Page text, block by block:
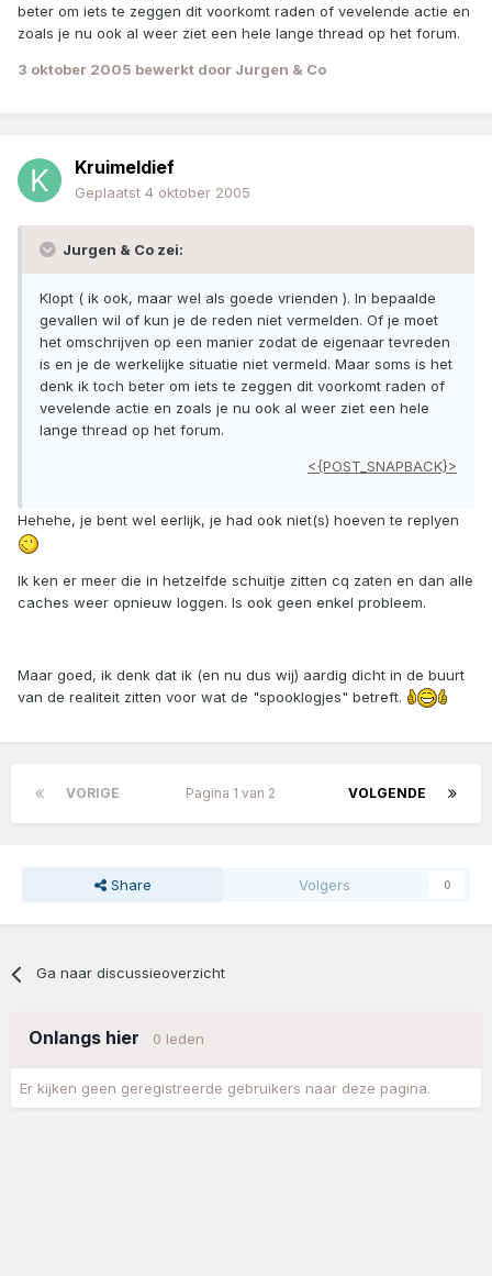
beter om iets te zeggen dit voorkomt raden of vevelende actie en
zoals je nu ook al weer ziet een hele lange thread op het forum.
3 oktober 2005 bewerkt door Jurgen & Co
Kruimeldief
Geplaatst 4 oktober 2005
Jurgen & Co zei:
Klopt ( ik ook, maar wel als goede vrienden ). In bepaalde
gevallen wil of kun je de reden niet vermelden. Of je moet
het omschrijven op een manier zodat de eigenaar tevreden
is en je de werkelijke situatie niet vermeld. Maar soms is het
denk ik toch beter om iets te zeggen dit voorkomt raden of
vevelende actie en zoals je nu ook al weer ziet een hele
lange thread op het forum.
<{POST_SNAPBACK}>
Hehehe, je bent wel eerlijk, je had ook niet(s) hoeven te replyen
Ik ken er meer die in hetzelfde schuitje zitten cq zaten en dan alle
caches weer opnieuw loggen. Is ook geen enkel probleem.
Maar goed, ik denk dat ik (en nu dus wij) aardig dicht in de buurt
van de realiteit zitten voor wat de "spooklogjes" betreft.
VORIGE VOLGENDE
Pagina 1 van 2
Share Volgers 0
Ga naar discussieoverzicht
Onlangs hier 0 leden
Er kijken geen geregistreerde gebruikers naar deze pagina.